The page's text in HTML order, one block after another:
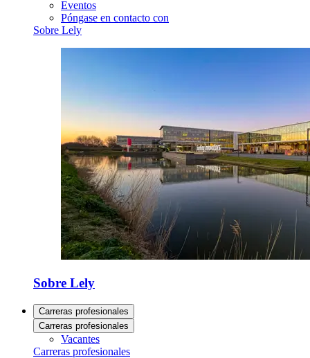
Eventos
Póngase en contacto con
Sobre Lely
Sobre Lely
Carreras profesionales
Carreras profesionales
Vacantes
Carreras profesionales